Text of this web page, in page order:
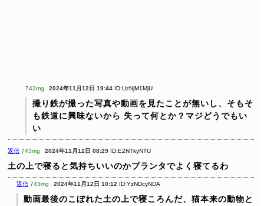
743mg 2024年11月12日 19:44 ID:UzNjM1MjU
撮り鉄が撮った写真や動画を見たことが無いし、そもそ
も鉄道に興味ないから 失って何とか？マジどうでもい
い
返信 743mg 2024年11月12日 08:29 ID:E2NTkyNTU
土の上で寝ると気持ちいいのかプランタでよく寝てるわ
返信 743mg 2024年11月12日 10:12 ID:YzNDcyNDA
動画最後のこぼれた土の上で寝ころんだ、猫本来の動物と